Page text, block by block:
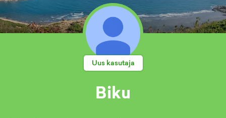
Uus kasutaja
Biku